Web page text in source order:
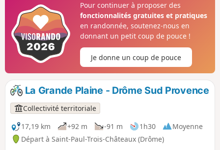
Pour continuer à proposer des
fonctionnalités gratuites et pratiques
en randonnée, soutenez-nous en
donnant un petit coup de pouce !
Je donne un coup de pouce
La Grande Plaine - Drôme Sud Provence
Collectivité territoriale
17,19 km
+92 m -91 m 1h30
Moyenne
Départ à Saint-Paul-Trois-Châteaux (Drôme)